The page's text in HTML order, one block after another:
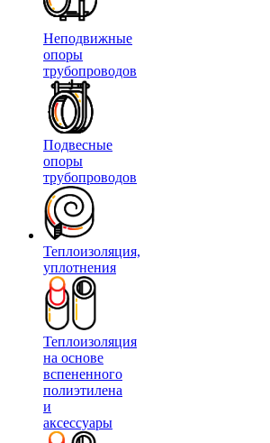
Неподвижные
опоры
трубопроводов
Подвесные
опоры
трубопроводов
Теплоизоляция,
уплотнения
Теплоизоляция
на основе
вспененного
полиэтилена
и
аксессуары